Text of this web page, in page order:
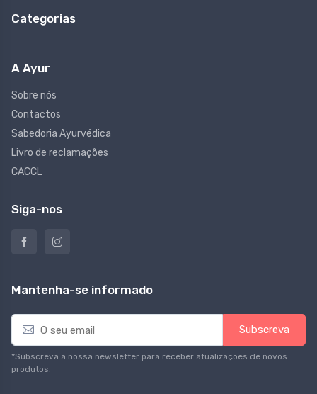
Categorias
A Ayur
Sobre nós
Contactos
Sabedoria Ayurvédica
Livro de reclamações
CACCL
Siga-nos
Mantenha-se informado
E
a
i
l
Subscreva
*Subscreva a nossa newsletter para receber atualizações de novos
produtos.